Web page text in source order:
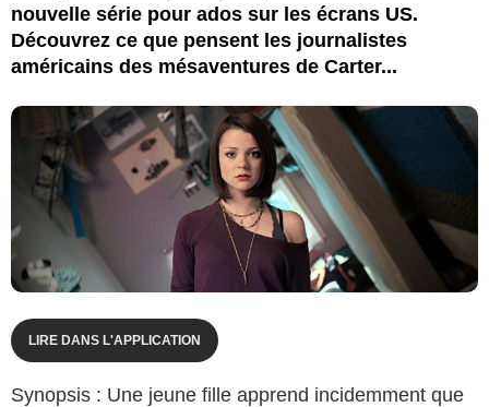
nouvelle série pour ados sur les écrans US.
Découvrez ce que pensent les journalistes
américains des mésaventures de Carter...
LIRE DANS L'APPLICATION
Synopsis : Une jeune fille apprend incidemment que